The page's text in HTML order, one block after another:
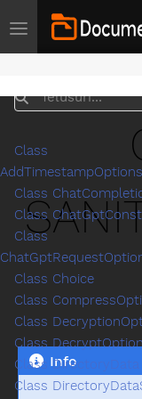
Toggle navigation
Info
Telusuri
Class
AddTimestampOptions
Class
Class
Class
Class Choice
Class
Class
Class
Class DirectoryData
Class